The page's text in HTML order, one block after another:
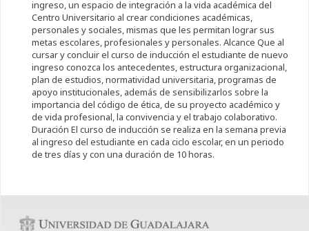
ingreso, un espacio de integración a la vida académica del
Centro Universitario al crear condiciones académicas,
personales y sociales, mismas que les permitan lograr sus
metas escolares, profesionales y personales. Alcance Que al
cursar y concluir el curso de inducción el estudiante de nuevo
ingreso conozca los antecedentes, estructura organizacional,
plan de estudios, normatividad universitaria, programas de
apoyo institucionales, además de sensibilizarlos sobre la
importancia del código de ética, de su proyecto académico y
de vida profesional, la convivencia y el trabajo colaborativo.
Duración El curso de inducción se realiza en la semana previa
al ingreso del estudiante en cada ciclo escolar, en un periodo
de tres días y con una duración de 10 horas.